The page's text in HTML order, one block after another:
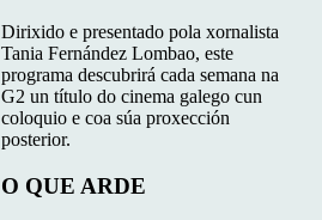
Dirixido e presentado pola xornalista
Tania Fernández Lombao, este
programa descubrirá cada semana na
G2 un título do cinema galego cun
coloquio e coa súa proxección
posterior.
O QUE ARDE